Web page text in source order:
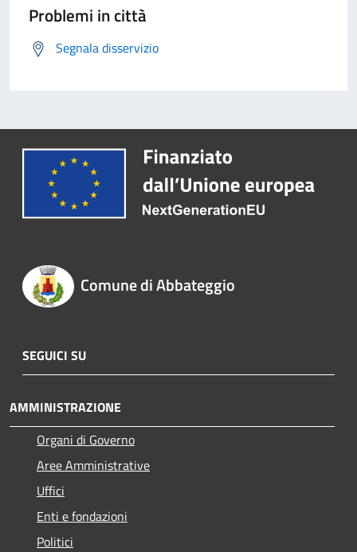
Problemi in città
Segnala disservizio
Comune di Abbateggio
SEGUICI SU
AMMINISTRAZIONE
Organi di Governo
Aree Amministrative
Uffici
Enti e fondazioni
Politici